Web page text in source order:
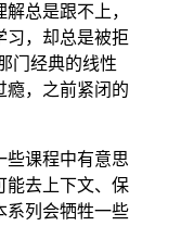
总是跟不上，
习，却总是被拒
门经典的线性
瘾，之前紧闭的
些课程中有意思
能去上下文、保
系列会牺牲一些